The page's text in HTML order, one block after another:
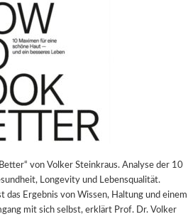
von Volker Steinkraus. Analyse der 10
Longevity und Lebensqualität.
das Ergebnis von Wissen, Haltung und einem
mit sich selbst, erklärt Prof. Dr. Volker